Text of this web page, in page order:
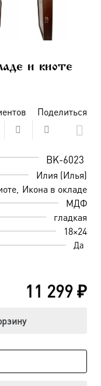
и киоте
Поделиться
BK-6023
Илия (Илья)
Икона в окладе
МДФ
гладкая
18×24
Да
11 299₽